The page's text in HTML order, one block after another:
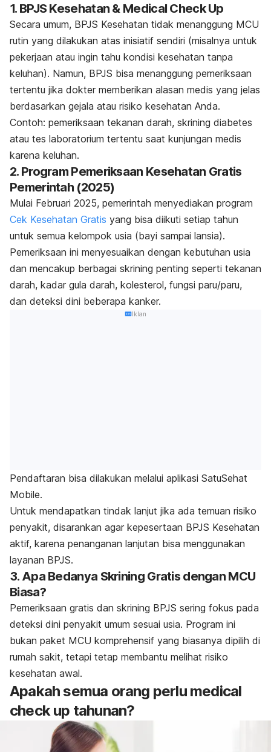
1. BPJS Kesehatan & Medical Check Up
Secara umum, BPJS Kesehatan tidak menanggung MCU
rutin yang dilakukan atas inisiatif sendiri (misalnya untuk
pekerjaan atau ingin tahu kondisi kesehatan tanpa
keluhan). Namun, BPJS bisa menanggung pemeriksaan
tertentu jika dokter memberikan alasan medis yang jelas
berdasarkan gejala atau risiko kesehatan Anda.
Contoh: pemeriksaan tekanan darah, skrining diabetes
atau tes laboratorium tertentu saat kunjungan medis
karena keluhan.
2. Program Pemeriksaan Kesehatan Gratis
Pemerintah (2025)
Mulai Februari 2025, pemerintah menyediakan program
Cek Kesehatan Gratis yang bisa diikuti setiap tahun
untuk semua kelompok usia (bayi sampai lansia).
Pemeriksaan ini menyesuaikan dengan kebutuhan usia
dan mencakup berbagai skrining penting seperti tekanan
darah, kadar gula darah, kolesterol, fungsi paru/paru,
dan deteksi dini beberapa kanker.
Iklan
Pendaftaran bisa dilakukan melalui aplikasi SatuSehat
Mobile.
Untuk mendapatkan tindak lanjut jika ada temuan risiko
penyakit, disarankan agar kepesertaan BPJS Kesehatan
aktif, karena penanganan lanjutan bisa menggunakan
layanan BPJS.
3. Apa Bedanya Skrining Gratis dengan MCU
Biasa?
Pemeriksaan gratis dan skrining BPJS sering fokus pada
deteksi dini penyakit umum sesuai usia. Program ini
bukan paket MCU komprehensif yang biasanya dipilih di
rumah sakit, tetapi tetap membantu melihat risiko
kesehatan awal.
Apakah semua orang perlu medical
check up tahunan?